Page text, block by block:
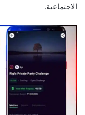
الاجتماعية.